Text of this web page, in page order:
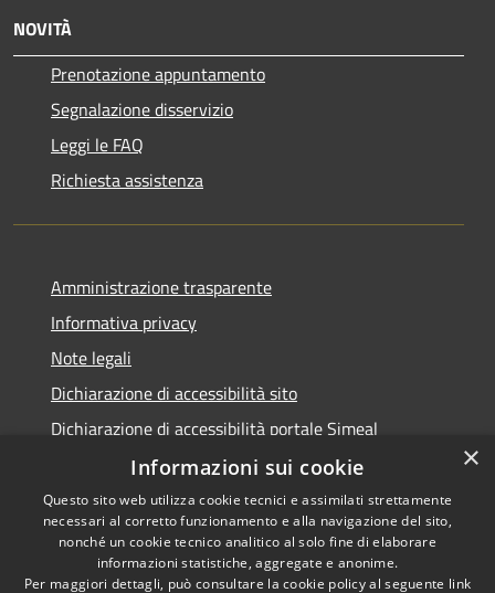
NOVITÀ
Prenotazione appuntamento
Segnalazione disservizio
Leggi le FAQ
Richiesta assistenza
Amministrazione trasparente
Informativa privacy
Note legali
Dichiarazione di accessibilità sito
Dichiarazione di accessibilità portale Simeal
Accessibilità
Copyright © 2026 • Comune di
Venegono Inferiore • Powered
×
Informazioni sui cookie
Questo sito web utilizza cookie tecnici e assimilati strettamente
necessari al corretto funzionamento e alla navigazione del sito,
nonché un cookie tecnico analitico al solo fine di elaborare
informazioni statistiche, aggregate e anonime.
Per maggiori dettagli, può consultare la cookie policy al seguente link